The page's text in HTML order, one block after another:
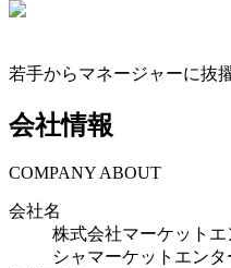
若手からマネージャーに抜
会社情報
COMPANY ABOUT
会社名
株式会社マーケット
シャマーケットエン